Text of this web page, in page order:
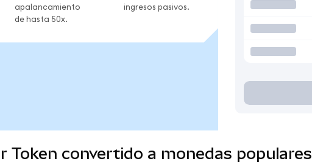
apalancamiento
de hasta 50x.
ingresos pasivos.
Token convertido a monedas populares